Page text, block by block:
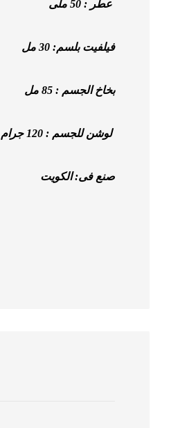
عطر : 50 ملى
فيلفيت بلسم: 30 مل
بخاخ الجسم : 85 مل
لوشن للجسم : 120 جرام
صنع فى: الكويت